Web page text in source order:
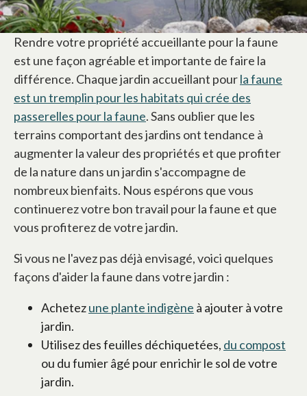
Rendre votre propriété accueillante pour la faune
est une façon agréable et importante de faire la
différence. Chaque jardin accueillant pourla faune
est un tremplin pour les habitats qui crée des
passerelles pour la faunes’ouvre dans un nouvel onglet
. Sans oublier que les
terrains comportant des jardins ont tendance à
augmenter la valeur des propriétés et que profiter
de la nature dans un jardin s'accompagne de
nombreux bienfaits. Nous espérons que vous
continuerez votre bon travail pour la faune et que
vous profiterez de votre jardin.
Si vous ne l'avez pas déjà envisagé, voici quelques
façons d'aider la faune dans votre jardin :
Achetezune plante indigène s’ouvre dans un
à ajouter à votre
jardin.
Utilisez des feuilles déchiquetées, du compost
ou du fumier âgé pour enrichir le sol de votre
jardin.